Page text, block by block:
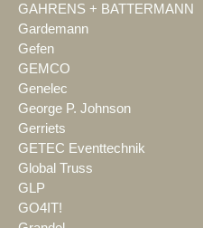
GAHRENS + BATTERMANN
Gardemann
Gefen
GEMCO
Genelec
George P. Johnson
Gerriets
GETEC Eventtechnik
Global Truss
GLP
GO4IT!